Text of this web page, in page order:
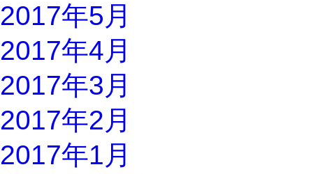
2017年5月
2017年4月
2017年3月
2017年2月
2017年1月